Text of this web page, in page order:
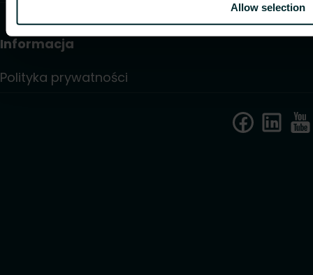
Allow selection
Informacja
Polityka prywatności